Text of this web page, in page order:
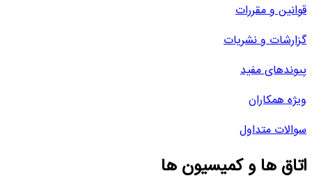
قوانین و مقررات
گزارشات و نشریات
پیوندهای مفید
ویژه همکاران
سوالات متداول
اتاق ها و کمیسیون ها